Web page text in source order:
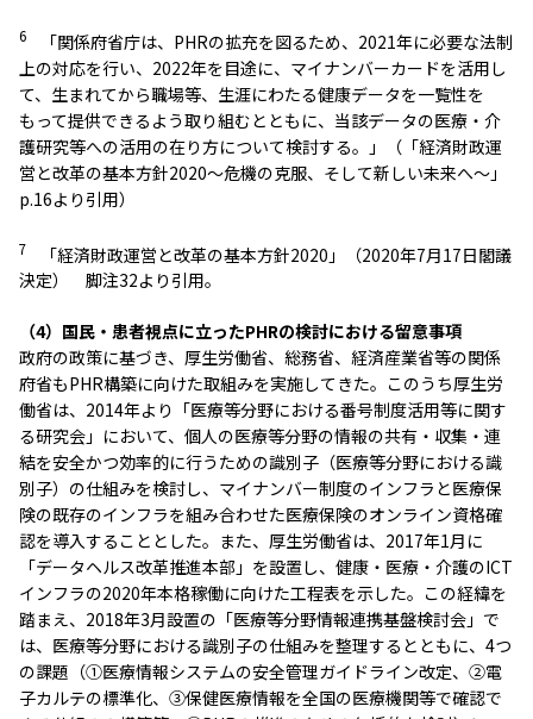
6
「関係府省庁は、PHRの拡充を図るため、2021年に必要な法制
上の対応を行い、2022年を目途に、マイナンバーカードを活用し
て、生まれてから職場等、生涯にわたる健康データを一覧性を
もって提供できるよう取り組むとともに、当該データの医療・介
護研究等への活用の在り方について検討する。」（「経済財政運
営と改革の基本方針2020～危機の克服、そして新しい未来へ～」
p.16より引用）
7
「経済財政運営と改革の基本方針2020」（2020年7月17日閣議
決定） 脚注32より引用。
（4）国民・患者視点に立ったPHRの検討における留意事項
政府の政策に基づき、厚生労働省、総務省、経済産業省等の関係
府省もPHR構築に向けた取組みを実施してきた。このうち厚生労
働省は、2014年より「医療等分野における番号制度活用等に関す
る研究会」において、個人の医療等分野の情報の共有・収集・連
結を安全かつ効率的に行うための識別子（医療等分野における識
別子）の仕組みを検討し、マイナンバー制度のインフラと医療保
険の既存のインフラを組み合わせた医療保険のオンライン資格確
認を導入することとした。また、厚生労働省は、2017年1月に
「データヘルス改革推進本部」を設置し、健康・医療・介護のICT
インフラの2020年本格稼働に向けた工程表を示した。この経緯を
踏まえ、2018年3月設置の「医療等分野情報連携基盤検討会」で
は、医療等分野における識別子の仕組みを整理するとともに、4つ
の課題（①医療情報システムの安全管理ガイドライン改定、②電
子カルテの標準化、③保健医療情報を全国の医療機関等で確認で